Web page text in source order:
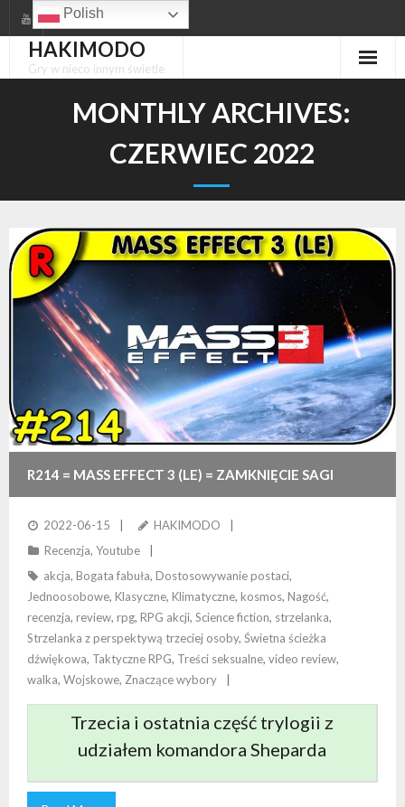
to
contentHAKIMODO
Gry w nieco innym świetle
MONTHLY ARCHIVES:
CZERWIEC 2022
R214 = MASS EFFECT 3 (LE) = ZAMKNIĘCIE SAGI
2022-06-15
HAKIMODO
Recenzja, Youtube
akcja, Bogata fabuła, Dostosowywanie postaci,
Jednoosobowe, Klasyczne, Klimatyczne, kosmos, Nagość,
recenzja, review, rpg, RPG akcji, Science fiction, strzelanka,
Strzelanka z perspektywą trzeciej osoby, Świetna ścieżka
dźwiękowa, Taktyczne RPG, Treści seksualne, video review,
walka, Wojskowe, Znaczące wybory
Trzecia i ostatnia część trylogii z
udziałem komandora Sheparda
Polish